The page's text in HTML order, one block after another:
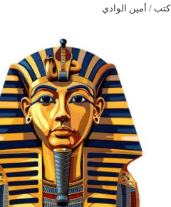
كتب / أمين الوادي